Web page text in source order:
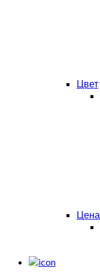
Цвет
Цена